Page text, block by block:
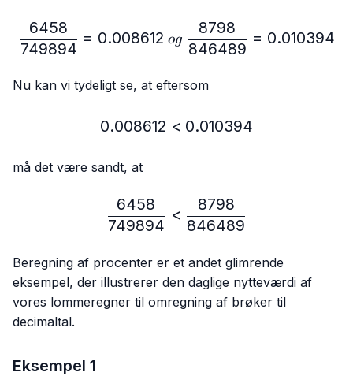
749894
6458
= 0.008612 og 846489
8798
= 0.010394
Nu kan vi tydeligt se, at eftersom
0.008612 < 0.010394
0.008612 < 0.010394
må det være sandt, at
\frac{6458}{749894} <
749894
6458
<
846489
8798
Beregning af procenter er et andet glimrende
eksempel, der illustrerer den daglige nytteværdi af
vores lommeregner til omregning af brøker til
decimaltal.
Eksempel 1